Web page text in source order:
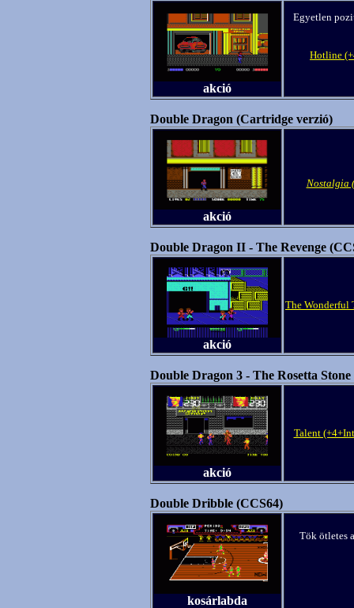
akció
Egyetlen
Hotline
Double Dragon (Cartridge verzió)
akció
Nostalgia
Double Dragon II - The Revenge
akció
The Wonderful
Double Dragon 3 - The Rosetta Stone
akció
Talent
Double Dribble (CCS64)
kosárlabda
Tök ötletes